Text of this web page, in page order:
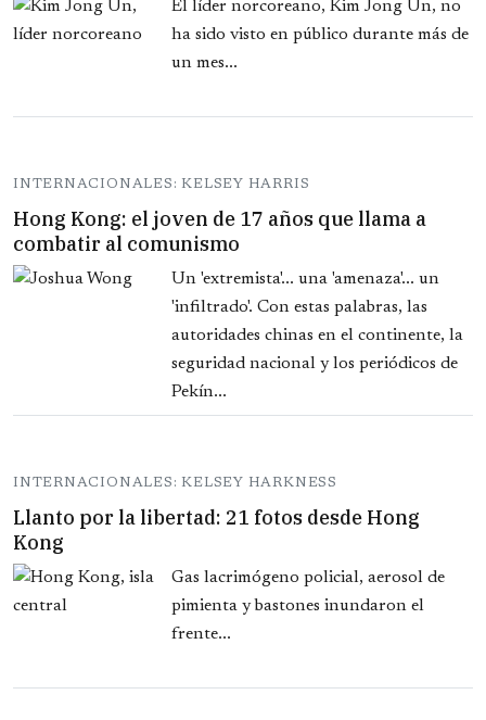
El líder norcoreano, Kim Jong Un, no
ha sido visto en público durante más de
un mes...
INTERNACIONALES: KELSEY HARRIS
Hong Kong: el joven de 17 años que llama a
combatir al comunismo
Un 'extremista'... una 'amenaza'... un
'infiltrado'. Con estas palabras, las
autoridades chinas en el continente, la
seguridad nacional y los periódicos de
Pekín...
INTERNACIONALES: KELSEY HARKNESS
Llanto por la libertad: 21 fotos desde Hong
Kong
Gas lacrimógeno policial, aerosol de
pimienta y bastones inundaron el
frente...